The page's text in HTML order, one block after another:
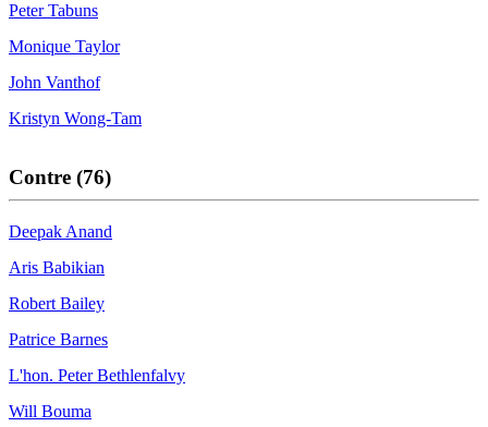
Peter Tabuns
Monique Taylor
John Vanthof
Kristyn Wong-Tam
Contre (76)
Deepak Anand
Aris Babikian
Robert Bailey
Patrice Barnes
L'hon. Peter Bethlenfalvy
Will Bouma